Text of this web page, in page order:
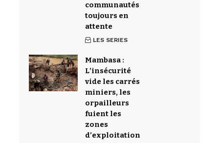
communautés
toujours en
attente
LES SERIES
Mambasa :
L’insécurité
vide les carrés
miniers, les
orpailleurs
fuient les
zones
d’exploitation